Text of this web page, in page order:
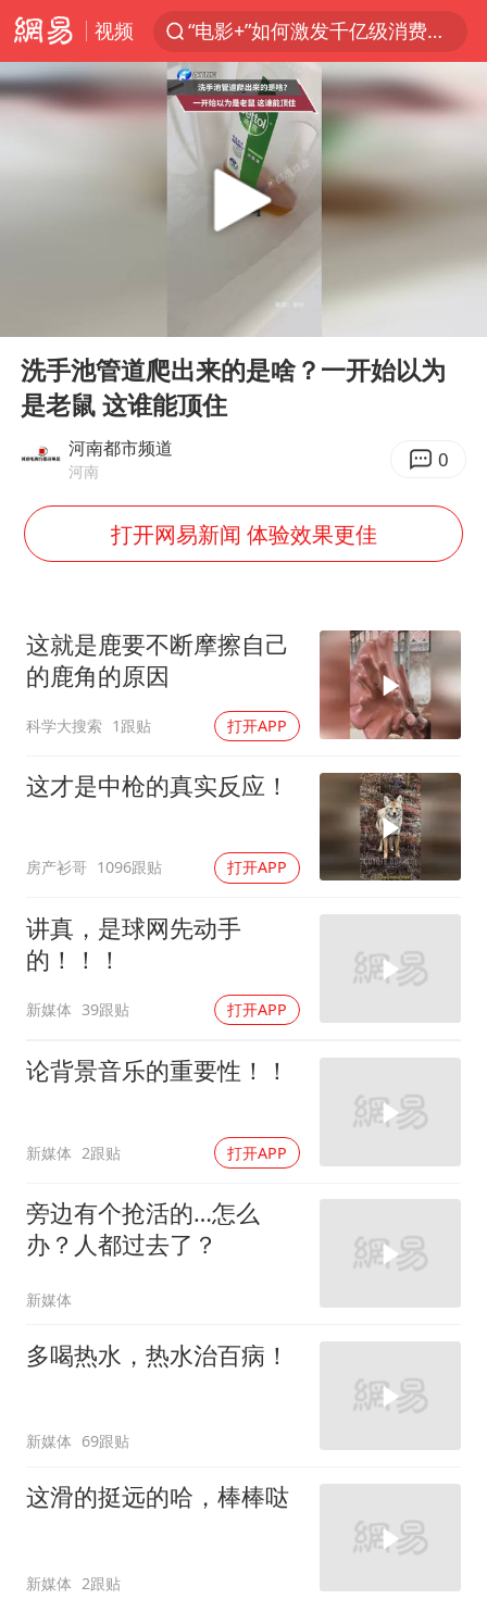
视频
“电影+”如何激发千亿级消费新活力？
台风白海豚中心风力增强
向鹏0-3不敌张本智和
百花奖开幕式
四川宜宾高县4.9级地震致1死
“新疆阿勒泰八月能滑雪”不实
刘国正说向鹏打得很窝囊
陈幸同晋级WTT横滨冠军赛8强
我国外贸延续良好增长态势
“今天得有40℃了吧 为啥还不预警”
建筑工人不慎坠落身体被3根钢筋刺穿
夯实基础开新局
Play
洗手池管道爬出来的是啥？一开始以为
是老鼠 这谁能顶住
河南都市频道
河南 0
打开网易新闻 体验效果更佳
这就是鹿要不断摩擦自己
的鹿角的原因
科学大搜索 1跟贴 打开APP
这才是中枪的真实反应！
房产衫哥 1096跟贴 打开APP
讲真，是球网先动手
的！！！
新媒体 39跟贴 打开APP
论背景音乐的重要性！！
新媒体 2跟贴 打开APP
旁边有个抢活的…怎么
办？人都过去了？
新媒体
多喝热水，热水治百病！
新媒体 69跟贴
这滑的挺远的哈，棒棒哒
新媒体 2跟贴